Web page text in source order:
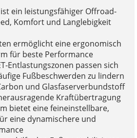
ein leistungsfähiger Offroad-
Komfort und Langlebigkeit
ermöglicht eine ergonomisch
für beste Performance
Entlastungszonen passen sich
Fußbeschwerden zu lindern
und Glasfaserverbundstoff
Kraftübertragung
bietet eine feineinstellbare,
eine dynamischere und